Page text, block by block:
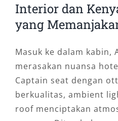
Interior dan
yang
Masuk ke dalam kabin,
merasakan nuansa
Captain seat dengan
berkualitas, ambient
roof menciptakan